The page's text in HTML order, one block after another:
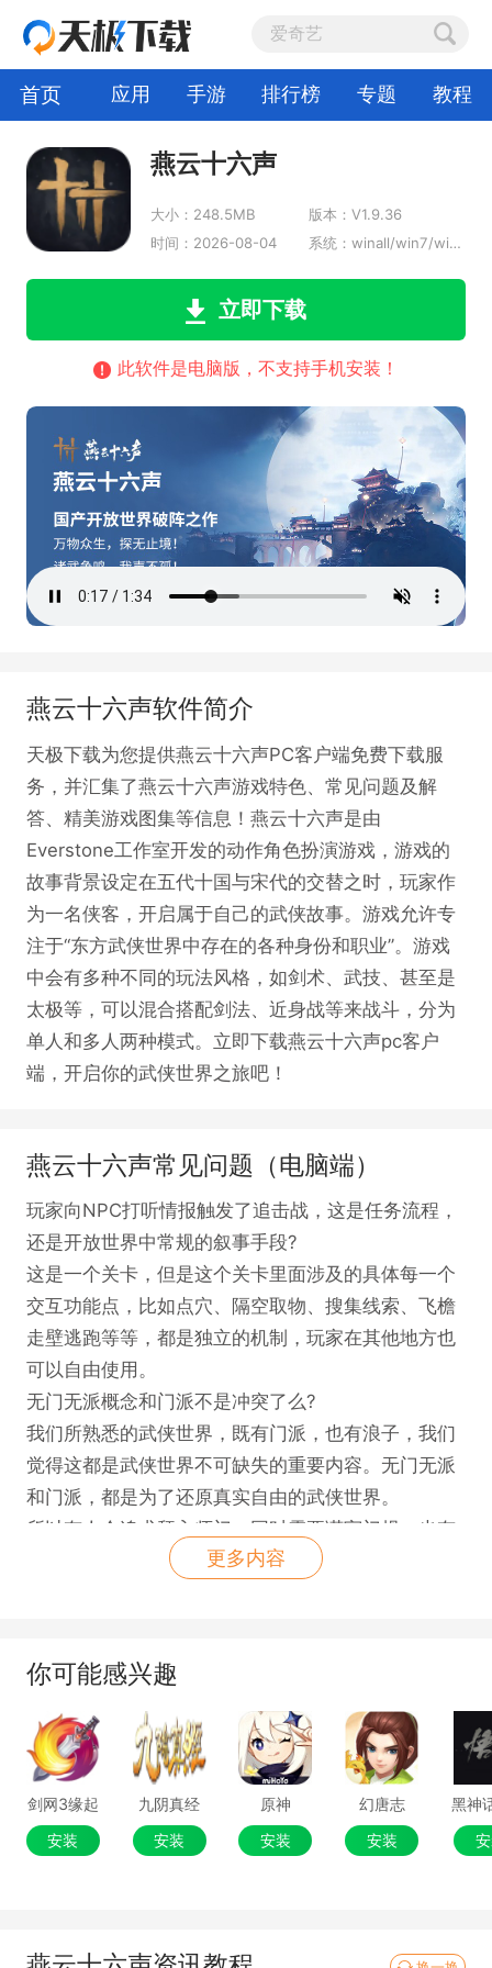
首页 应用 手游 排行榜 专题 教程
燕云十六声
大小：248.5MB
版本：V1.9.36
时间：2026-08-04
系统：winall/win7/win10/win11
立即下载
此软件是电脑版，不支持手机安装！
燕云十六声软件简介
天极下载为您提供燕云十六声PC客户端免费下载服
务，并汇集了燕云十六声游戏特色、常见问题及解
答、精美游戏图集等信息！燕云十六声是由
Everstone工作室开发的动作角色扮演游戏，游戏的
故事背景设定在五代十国与宋代的交替之时，玩家作
为一名侠客，开启属于自己的武侠故事。游戏允许专
注于“东方武侠世界中存在的各种身份和职业”。游戏
中会有多种不同的玩法风格，如剑术、武技、甚至是
太极等，可以混合搭配剑法、近身战等来战斗，分为
单人和多人两种模式。立即下载燕云十六声pc客户
端，开启你的武侠世界之旅吧！
燕云十六声常见问题（电脑端）
玩家向NPC打听情报触发了追击战，这是任务流程，
还是开放世界中常规的叙事手段?
这是一个关卡，但是这个关卡里面涉及的具体每一个
交互功能点，比如点穴、隔空取物、搜集线索、飞檐
走壁逃跑等等，都是独立的机制，玩家在其他地方也
可以自由使用。
无门无派概念和门派不是冲突了么?
我们所熟悉的武侠世界，既有门派，也有浪子，我们
觉得这都是武侠世界不可缺失的重要内容。无门无派
和门派，都是为了还原真实自由的武侠世界。
所以有人会追求拜入师门，同时需要谨守门规；也有
人喜欢自由自在，但也不可避免地会多一份坎坷孤独
度。同时，如果加入了某个门派，也可以去偷师其他
门派的武学。游戏中的武器和武学流派，都是对所有
玩家自由开放的，没有MMO那种固定的职业限制。
需要预留多少空间进行下载?
为保证各位游侠游戏的顺利安装，可根据自己的需求
选择对应的包体下载，机械硬盘下载游戏可能会比较
慢，耗时较久，建议安装在固态硬盘（SSD）会有更
更多内容
你可能感兴趣
剑网3缘起
安装
九阴真经
安装
原神
安装
幻唐志
安装